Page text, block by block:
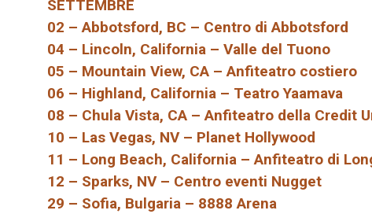
SETTEMBRE
02 – Abbotsford, BC – Centro di Abbotsford
04 – Lincoln, California – Valle del Tuono
05 – Mountain View, CA – Anfiteatro costiero
06 – Highland, California – Teatro Yaamava
08 – Chula Vista, CA – Anfiteatro della Credit
10 – Las Vegas, NV – Planet Hollywood
11 – Long Beach, California – Anfiteatro di
12 – Sparks, NV – Centro eventi Nugget
29 – Sofia, Bulgaria – 8888 Arena